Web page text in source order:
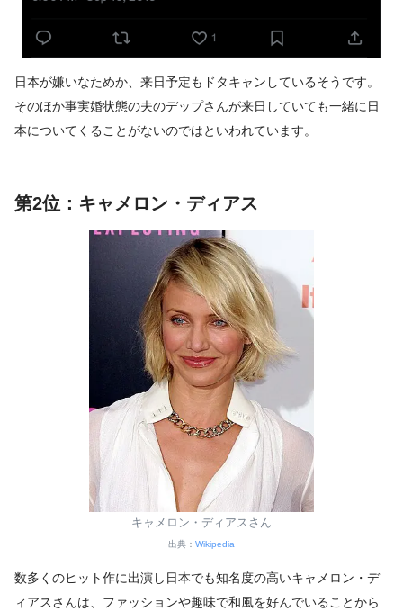
日本が嫌いなためか、来日予定もドタキャンしているそうです。
そのほか事実婚状態の夫のデップさんが来日していても一緒に日
本についてくることがないのではといわれています。
第2位：キャメロン・ディアス
キャメロン・ディアスさん
出典： Wikipedia
数多くのヒット作に出演し日本でも知名度の高いキャメロン・デ
ィアスさんは、ファッションや趣味で和風を好んでいることから